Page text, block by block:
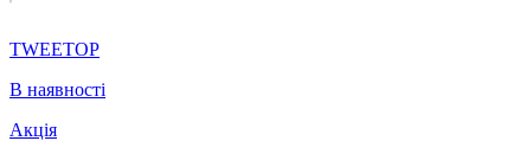
TWEETOP
В наявності
Акція